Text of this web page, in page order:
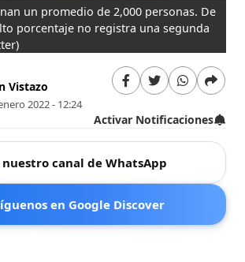
un promedio de 2,000 personas. De
porcentaje no registra una segunda
Vistazo
2022 - 12:24
Activar Notificaciones
canal de WhatsApp
en Google Discover